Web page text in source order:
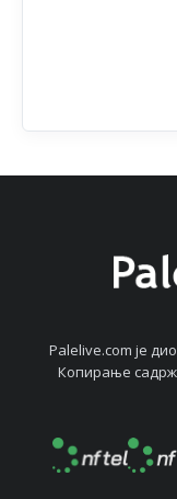
Palelive.com јe
Копирањe